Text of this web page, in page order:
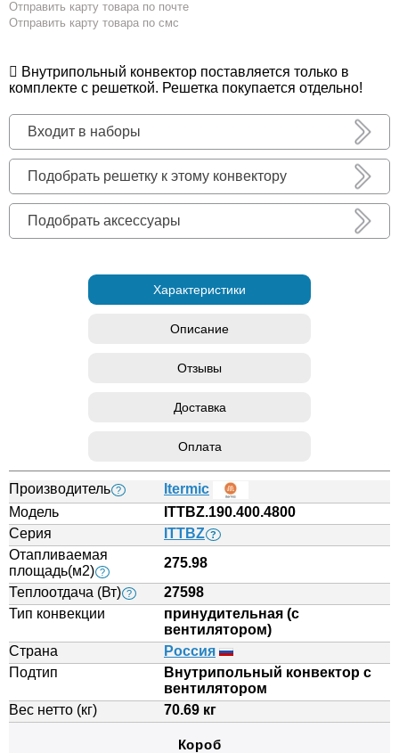
Отправить карту товара по почте
Отправить карту товара по смс
Внутрипольный конвектор поставляется только в
комплекте с решеткой. Решетка покупается отдельно!
Входит в наборы
Подобрать решетку к этому конвектору
Подобрать аксессуары
Характеристики
Описание
Отзывы
Доставка
Оплата
Производитель ?
Itermic
Модель
ITTBZ.190.400.4800
Серия
ITTBZ ?
Отапливаемая
площадь(м2) ?
275.98
Теплоотдача (Вт) ?
27598
Тип конвекции
принудительная (с
вентилятором)
Страна
Россия
Подтип
Внутрипольный конвектор с
вентилятором
Вес нетто (кг)
70.69 кг
Короб